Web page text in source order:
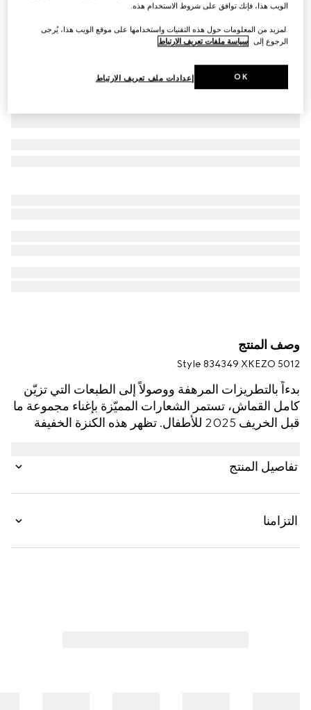
وصف المنتج
Style ‎834349 XKEZO 5012
بدءاً بالتطريزات المرهفة ووصولاً إلى الطبعات التي تزيّن
كامل القماش، تستمر الشعارات المميّزة بإغناء مجموعة ما
قبل الخريف 2025 للأطفال. تظهر هذه الكنزة الخفيفة
تفاصيل المنتج
التزامنا
الويب هذا، فإنك توافق على شروط الاستخدام هذه.
.لمزيد من المعلومات حول هذه التقنيات واستخدامها على موقع الويب هذا، يُرجى
الرجوع إلى سياسة ملفات تعريف الارتباط
إعدادات ملف تعريف الارتباط OK